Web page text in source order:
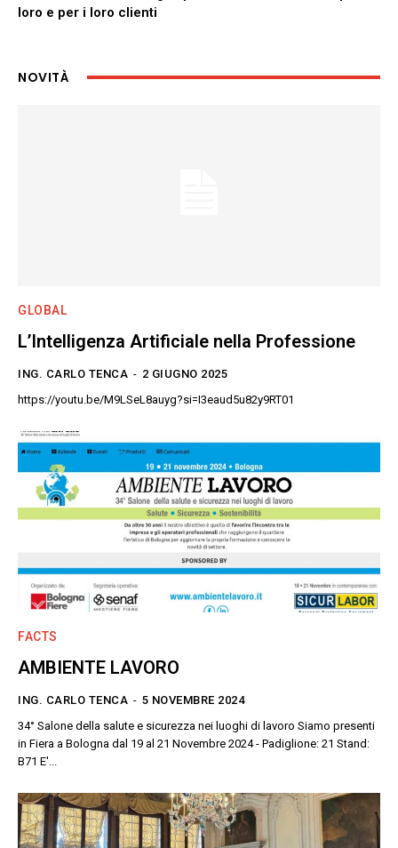
loro e per i loro clienti
NOVITÀ
GLOBAL
L’Intelligenza Artificiale nella Professione
ING. CARLO TENCA - 2 GIUGNO 2025
https://youtu.be/M9LSeL8auyg?si=I3eaud5u82y9RT01
FACTS
AMBIENTE LAVORO
ING. CARLO TENCA - 5 NOVEMBRE 2024
34° Salone della salute e sicurezza nei luoghi di lavoro Siamo presenti
in Fiera a Bologna dal 19 al 21 Novembre 2024 - Padiglione: 21 Stand:
B71 E'...